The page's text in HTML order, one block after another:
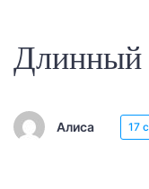
Длинный
Алиса 17